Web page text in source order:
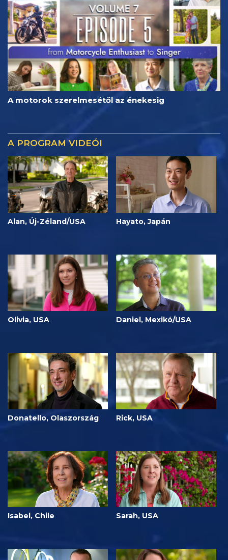
A motorok szerelmesétől az énekesig
A PROGRAM VIDEÓI
Alan, Új-Zéland/USA Hayato, Japán
Olivia, USA Daniel, Mexikó/USA
Donatello, Olaszország Rick, USA
Isabel, Chile Sarah, USA